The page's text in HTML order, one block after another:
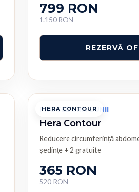
799 RON
1.150 RON
HERA CONTOUR
PROCEDURA LUNII
Hera Contour
Reducere circumferință
ședințe + 2 gratuite
365 RON
520 RON